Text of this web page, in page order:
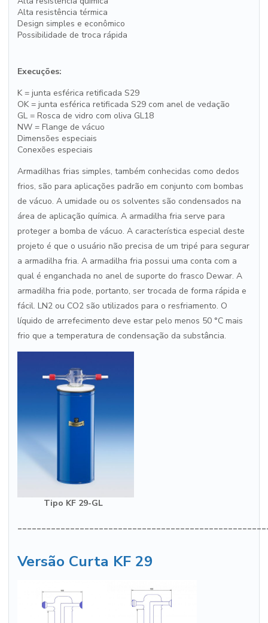
Alta resistência térmica
Design simples e econômico
Possibilidade de troca rápida
Execuções:
K = junta esférica retificada S29
OK = junta esférica retificada S29 com anel de vedação
GL = Rosca de vidro com oliva GL18
NW = Flange de vácuo
Dimensões especiais
Conexões especiais
Armadilhas frias simples, também conhecidas como dedos
frios, são para aplicações padrão em conjunto com bombas
de vácuo. A umidade ou os solventes são condensados ​​na
área de aplicação química. A armadilha fria serve para
proteger a bomba de vácuo. A característica especial deste
projeto é que o usuário não precisa de um tripé para segurar
a armadilha fria. A armadilha fria possui uma conta com a
qual é enganchada no anel de suporte do frasco Dewar. A
armadilha fria pode, portanto, ser trocada de forma rápida e
fácil. LN2 ou CO2 são utilizados para o resfriamento. O
líquido de arrefecimento deve estar pelo menos 50 °C mais
frio que a temperatura de condensação da substância.
Tipo KF 29-GL
Versão Curta KF 29